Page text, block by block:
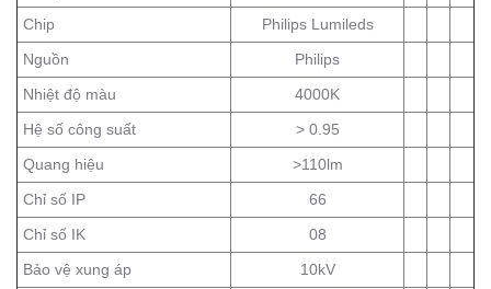
Chip
Philips Lumileds
Nguồn
Philips
Nhiệt độ màu
4000K
Hệ số công suất
> 0.95
Quang hiệu
>110lm
Chỉ số IP
66
Chỉ số IK
08
Bảo vệ xung áp
10kV